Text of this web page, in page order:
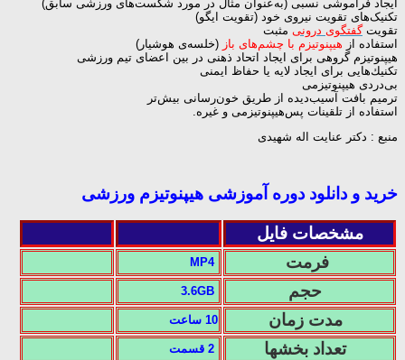
ایجاد فراموشی نسبی (به‌عنوان مثال در مورد شكست‌های ورزشی سابق)
تکنیک‌های تقویت نیروی خود (تقویت ایگو)
تقویتگفتگوی درونی مثبت
استفاده از هیپنوتیزم با چشم‌های باز (خلسه‌ی هوشیار)
هیپنوتیزم گروهی برای ایجاد اتحاد ذهنی در بین اعضای تیم ورزشی
تكنیك‌هایی برای ایجاد لایه یا حفاظ ایمنی
بی‌دردی هیپنوتیزمی
ترمیم بافت آسیب‌دیده از طریق خون‌رسانی بیش‌تر
استفاده از تلقینات پس‌هیپنوتیزمی و غیره.
منبع : دکتر عنایت اله شهیدی
خرید و دانلود دوره آموزشی هیپنوتیزم ورزشی
مشخصات فایل
فرمت
MP4
حجم
مدت زمان 10 ساعت
تعداد بخشها